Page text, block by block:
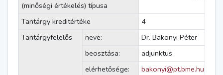
(minőségi értékelés) típusa
Tantárgy kreditértéke
4
Tantárgyfelelős
neve:
Dr. Bakonyi Péter
beosztása:
adjunktus
elérhetősége:
bakonyi@pt.bme.hu